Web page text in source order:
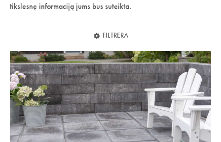
tikslesnę informaciją jums bus suteikta.
FILTRERA